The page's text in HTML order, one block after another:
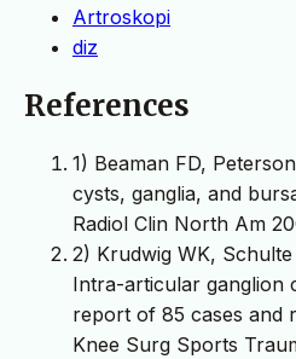
Artroskopi
diz
References
1) Beaman FD,
cysts, ganglia, and
Radiol Clin North Am
2) Krudwig WK,
Intra-articular ganglion
report of 85 cases and
Knee Surg Sports